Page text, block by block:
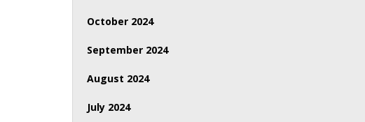
October 2024
September 2024
August 2024
July 2024